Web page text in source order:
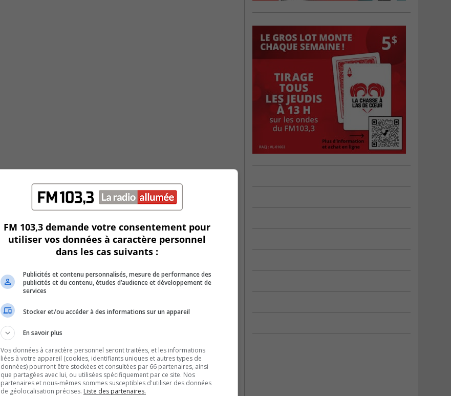
FM 103,3 demande votre consentement pour
utiliser vos données à caractère personnel
dans les cas suivants :
Publicités et contenu personnalisés, mesure de performance des
publicités et du contenu, études d’audience et développement de
services
Stocker et/ou accéder à des informations sur un appareil
En savoir plus
Vos données à caractère personnel seront traitées, et les informations
liées à votre appareil (cookies, identifiants uniques et autres types de
données) pourront être stockées et consultées par 66 partenaires, ainsi
que partagées avec lui, ou utilisées spécifiquement par ce site. Nos
partenaires et nous-mêmes sommes susceptibles d'utiliser des données
de géolocalisation précises. Liste des partenaires.